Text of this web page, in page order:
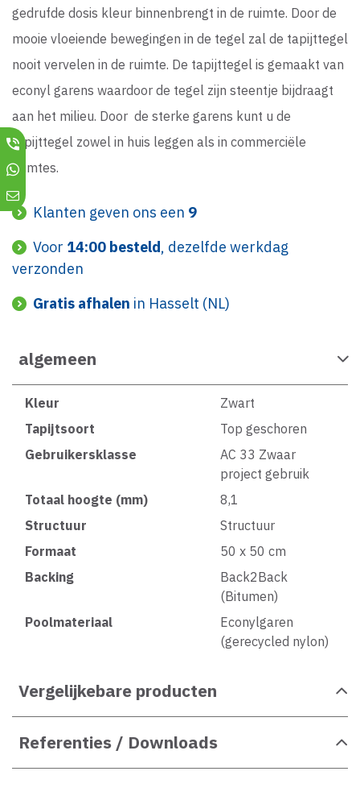
gedrufde dosis kleur binnenbrengt in de ruimte. Door de
mooie vloeiende bewegingen in de tegel zal de tapijttegel
nooit vervelen in de ruimte. De tapijttegel is gemaakt van
econyl garens waardoor de tegel zijn steentje bijdraagt
aan het milieu. Door de sterke garens kunt u de
tapijttegel zowel in huis leggen als in commerciële
ruimtes.
Klanten geven ons een 9
Voor 14:00 besteld, dezelfde werkdag
verzonden
Gratis afhalen in Hasselt (NL)
algemeen
Kleur
Zwart
Tapijtsoort
Top geschoren
Gebruikersklasse
AC 33 Zwaar
project gebruik
Totaal hoogte (mm)
8,1
Structuur
Structuur
Formaat
50 x 50 cm
Backing
Back2Back
(Bitumen)
Poolmateriaal
Econylgaren
(gerecycled nylon)
Vergelijkebare producten
Referenties / Downloads